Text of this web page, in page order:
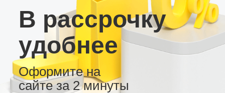
В рассрочку
удобнее
Оформите на
сайте за 2 минуты